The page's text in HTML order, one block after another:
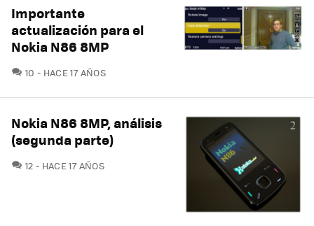
Importante
actualización para el
Nokia N86 8MP
10 COMENTARIOS
HACE 17 AÑOS
Nokia N86 8MP, análisis
(segunda parte)
12 COMENTARIOS
HACE 17 AÑOS